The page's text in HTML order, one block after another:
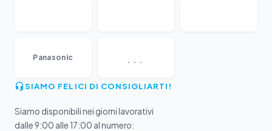
Panasonic
SIAMO FELICI DI CONSIGLIARTI!
Siamo disponibili nei giorni lavorativi
dalle 9:00 alle 17:00 al numero: